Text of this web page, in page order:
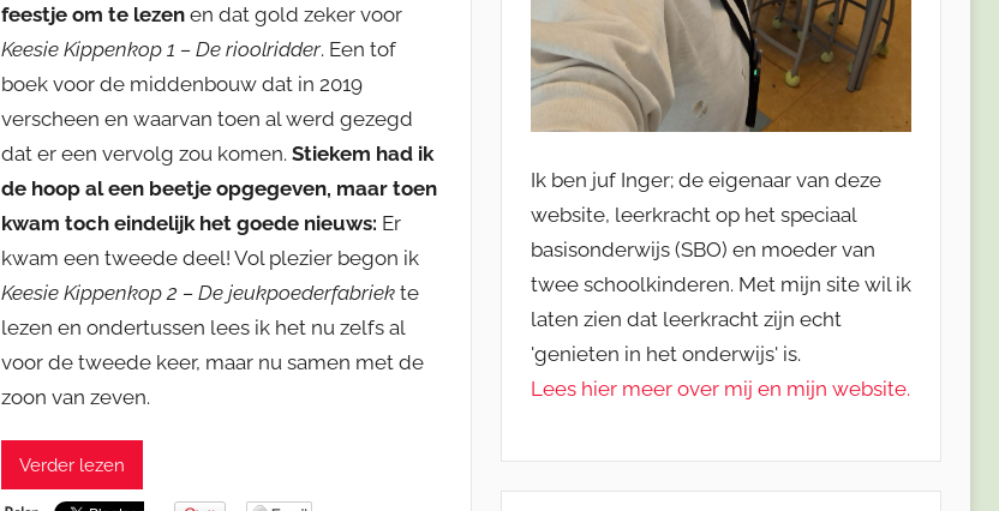
feestje om te lezen en dat gold zeker voor
Keesie Kippenkop 1 – De rioolridder. Een tof
boek voor de middenbouw dat in 2019
verscheen en waarvan toen al werd gezegd
dat er een vervolg zou komen.Stiekem had ik
de hoop al een beetje opgegeven, maar toen
kwam toch eindelijk het goede nieuws: Er
kwam een tweede deel! Vol plezier begon ik
Keesie Kippenkop 2 – De jeukpoederfabriek te
lezen en ondertussen lees ik het nu zelfs al
voor de tweede keer, maar nu samen met de
zoon van zeven.
Verder lezen
Ik ben juf Inger; de eigenaar van deze
website, leerkracht op het speciaal
basisonderwijs (SBO) en moeder van
twee schoolkinderen. Met mijn site wil ik
laten zien dat leerkracht zijn echt
'genieten in het onderwijs' is.
Lees hier meer over mij en mijn website.